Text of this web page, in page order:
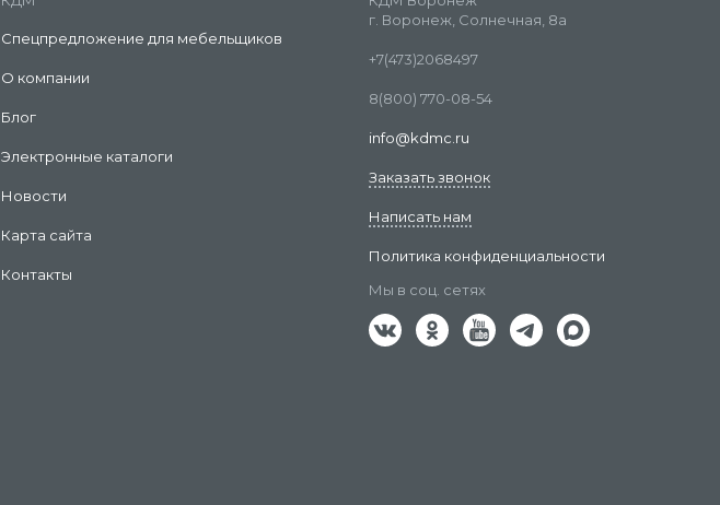
Спецпредложение для мебельщиков
О компании
Блог
Электронные каталоги
Новости
Карта сайта
Контакты
г. Воронеж, Солнечная, 8а
+7(473)2068497
8(800) 770-08-54
info@kdmc.ru
Заказать звонок
Написать нам
Политика конфиденциальности
Мы в соц. сетях